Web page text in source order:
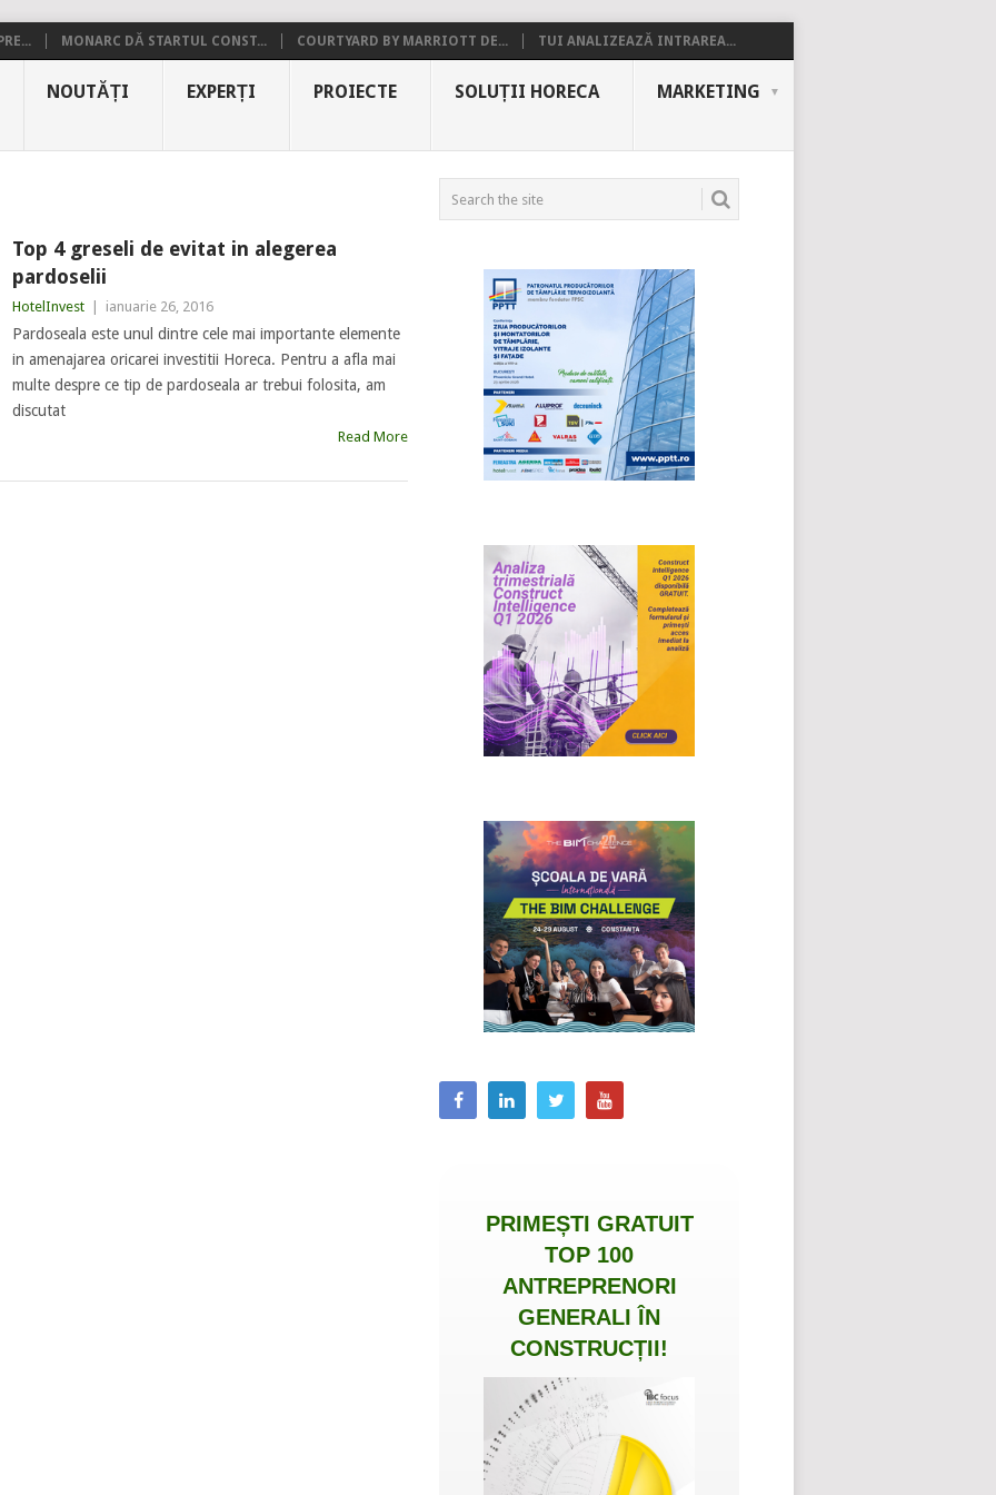
MONARC DĂ STARTUL CONST... COURTYARD BY MARRIOTT DE... TUI ANALIZEAZĂ INTRAREA...
NOUTĂȚI EXPERȚI PROIECTE SOLUȚII HORECA MARKETING
Top 4 greseli de evitat in alegerea
pardoselii
HotelInvest ianuarie 26, 2016
Pardoseala este unul dintre cele mai importante elemente
in amenajarea oricarei investitii Horeca. Pentru a afla mai
multe despre ce tip de pardoseala ar trebui folosita, am
discutat
Read More
PRIMEȘTI GRATUIT
TOP 100
ANTREPRENORI
GENERALI ÎN
CONSTRUCȚII!